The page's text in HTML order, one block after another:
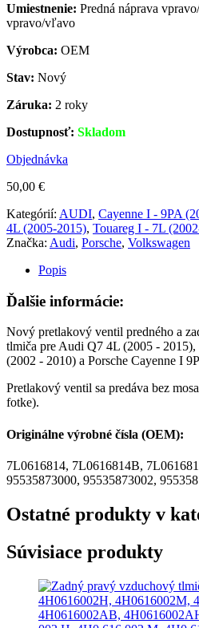
Umiestnenie: Predná náprava
vpravo/vľavo
Výrobca: OEM
Stav: Nový
Záruka: 2 roky
Dostupnosť: Skladom
Objednávka
50,00 €
Kategórií: AUDI, Cayenne I - 9PA
4L (2005-2015), Touareg I - 7L
Značka: Audi, Porsche, Volkswagen
Popis
Ďalšie informácie:
Nový pretlakový ventil predného a
tlmiča pre Audi Q7 4L (2005 -
(2002 - 2010) a Porsche Cayenne I
Pretlakový ventil sa predáva bez
fotke).
Originálne výrobné čísla (OEM):
7L0616814, 7L0616814B,
95535873000, 95535873002,
Ostatné produkty v
Súvisiace produkty